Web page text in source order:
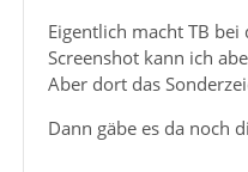
Eigentlich macht TB
Screenshot kann ich
Aber dort das
Dann gäbe es da noch